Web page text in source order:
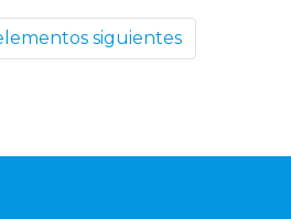
siguientes